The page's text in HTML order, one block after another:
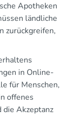
Apotheken
ländliche
zurückgreifen,
in Online-
für Menschen,
offenes
die Akzeptanz